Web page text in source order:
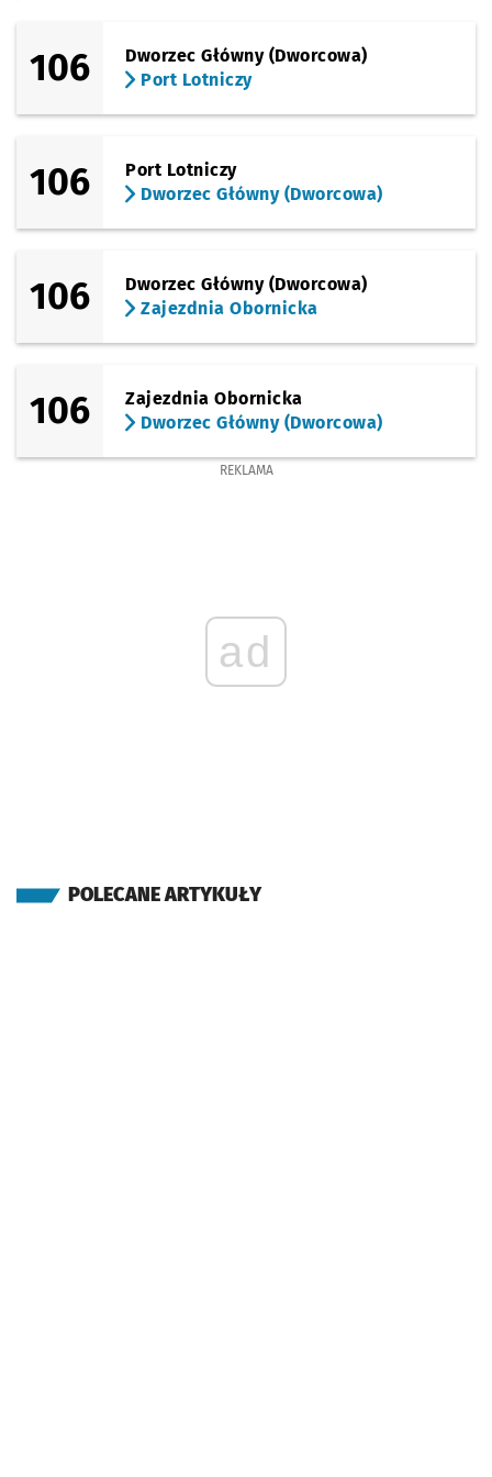
106
Dworzec Główny (Dworcowa)
Port Lotniczy
106
Port Lotniczy
Dworzec Główny (Dworcowa)
106
Dworzec Główny (Dworcowa)
Zajezdnia Obornicka
106
Zajezdnia Obornicka
Dworzec Główny (Dworcowa)
REKLAMA
ad
POLECANE ARTYKUŁY